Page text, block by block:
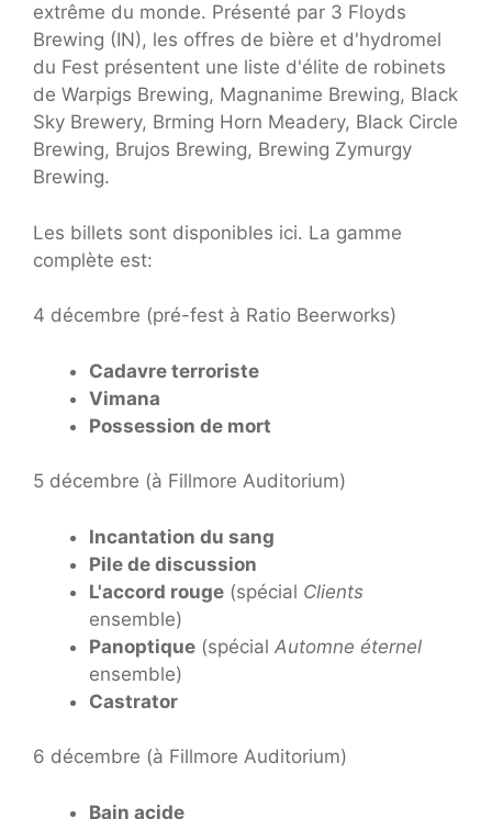
extrême du monde. Présenté par 3 Floyds
Brewing (IN), les offres de bière et d'hydromel
du Fest présentent une liste d'élite de robinets
de Warpigs Brewing, Magnanime Brewing, Black
Sky Brewery, Brming Horn Meadery, Black Circle
Brewing, Brujos Brewing, Brewing Zymurgy
Brewing.
Les billets sont disponibles ici. La gamme
complète est:
4 décembre (pré-fest à Ratio Beerworks)
Cadavre terroriste
Vimana
Possession de mort
5 décembre (à Fillmore Auditorium)
Incantation du sang
Pile de discussion
L'accord rouge (spécial Clients
ensemble)
Panoptique (spécial Automne éternel
ensemble)
Castrator
6 décembre (à Fillmore Auditorium)
Bain acide